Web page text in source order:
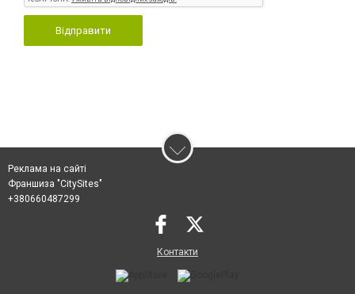
Відправити
Реклама на сайті
Франшиза "CitySites"
+380660487299
Контакти